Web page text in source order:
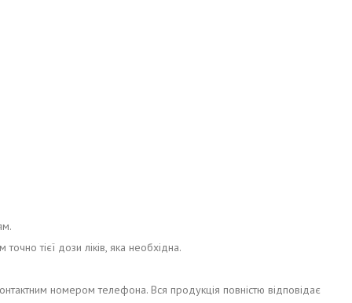
тієї дози ліків, яка необхідна.
номером телефона. Вся продукція повністю відповідає